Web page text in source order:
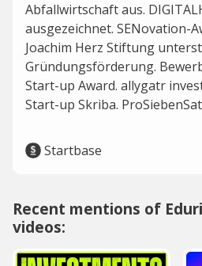
Abfallwirtschaft aus.
ausgezeichnet. SENovation-
Joachim Herz Stiftung
Gründungsförderung.
Start-up Award. allygatr
Start-up Skriba.
Startbase
Recent mentions of
videos: